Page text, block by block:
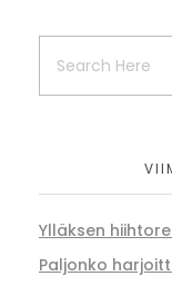
Ylläksen
Paljonko